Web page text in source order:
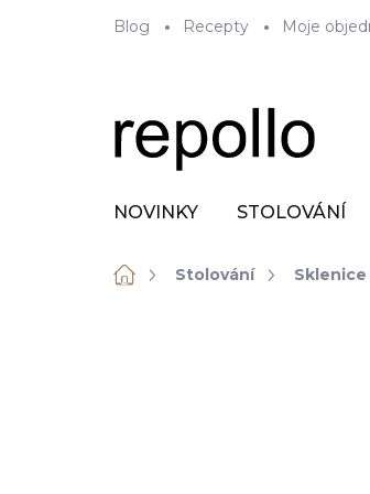
Blog Recepty Moje
NOVINKY STOLOVÁNÍ
DomůStolování Sklenice